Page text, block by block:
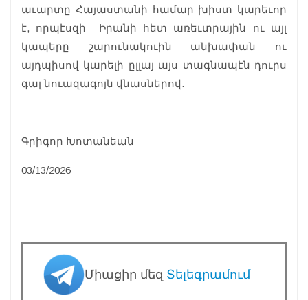
աւարտը Հայաստանի համար խիստ կարեւոր
է, որպէսզի Իրանի հետ առեւտրային ու այլ
կապերը շարունակուին անխափան ու
այդպիսով կարելի ըլլայ այս տագնապէն դուրս
գալ նուազագոյն վնասներով:
Գրիգոր Խոտանեան
03/13/2026
Միացիր մեզ Տելեգրամում